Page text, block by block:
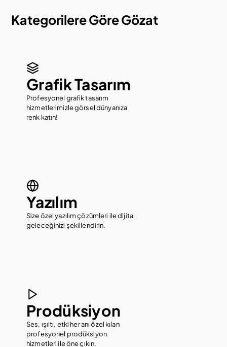
Kategorilere Göre Gözat
Grafik Tasarım
Profesyonel grafik tasarım
hizmetlerimizle görsel dünyanıza
renk katın!
Yazılım
Size özel yazılım çözümleri ile dijital
geleceğinizi şekillendirin.
Prodüksiyon
Ses, ışıltı, etki her anı özel kılan
profesyonel prodüksiyon
hizmetleri ile öne çıkın.